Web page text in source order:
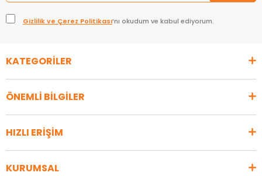
Gizlilik ve Çerez Politikası’nı okudum ve kabul ediyorum.
KATEGORİLER
ÖNEMLİ BİLGİLER
HIZLI ERİŞİM
KURUMSAL